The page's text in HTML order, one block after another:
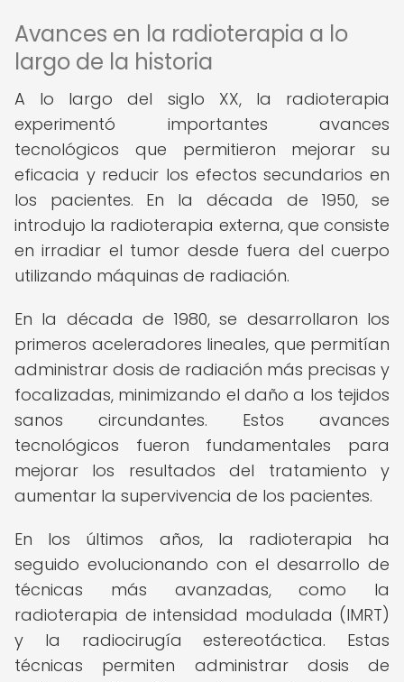
Avances en la radioterapia a lo
largo de la historia
A lo largo del siglo XX, la radioterapia
experimentó importantes avances
tecnológicos que permitieron mejorar su
eficacia y reducir los efectos secundarios en
los pacientes. En la década de 1950, se
introdujo la radioterapia externa, que consiste
en irradiar el tumor desde fuera del cuerpo
utilizando máquinas de radiación.
En la década de 1980, se desarrollaron los
primeros aceleradores lineales, que permitían
administrar dosis de radiación más precisas y
focalizadas, minimizando el daño a los tejidos
sanos circundantes. Estos avances
tecnológicos fueron fundamentales para
mejorar los resultados del tratamiento y
aumentar la supervivencia de los pacientes.
En los últimos años, la radioterapia ha
seguido evolucionando con el desarrollo de
técnicas más avanzadas, como la
radioterapia de intensidad modulada (IMRT)
y la radiocirugía estereotáctica. Estas
técnicas permiten administrar dosis de